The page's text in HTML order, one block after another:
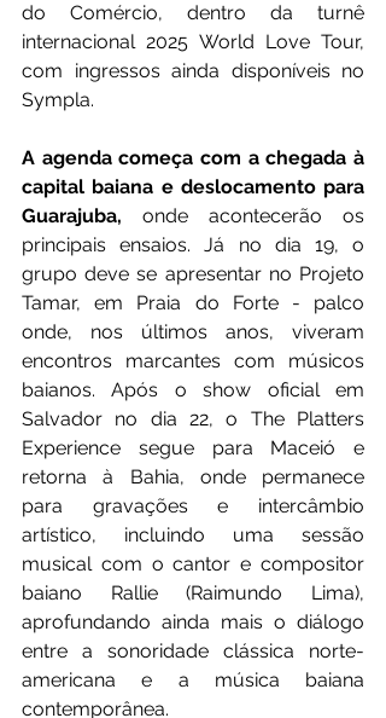
do Comércio, dentro da turnê
internacional 2025 World Love Tour,
com ingressos ainda disponíveis no
Sympla.
A agenda começa com a chegada à
capital baiana e deslocamento para
Guarajuba, onde acontecerão os
principais ensaios. Já no dia 19, o
grupo deve se apresentar no Projeto
Tamar, em Praia do Forte - palco
onde, nos últimos anos, viveram
encontros marcantes com músicos
baianos. Após o show oficial em
Salvador no dia 22, o The Platters
Experience segue para Maceió e
retorna à Bahia, onde permanece
para gravações e intercâmbio
artístico, incluindo uma sessão
musical com o cantor e compositor
baiano Rallie (Raimundo Lima),
aprofundando ainda mais o diálogo
entre a sonoridade clássica norte-
americana e a música baiana
contemporânea.